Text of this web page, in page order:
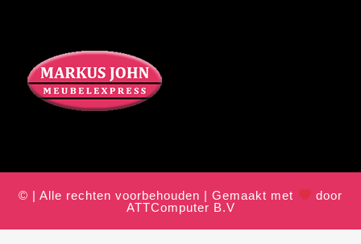
© | Alle rechten voorbehouden | Gemaakt met
door
ATTComputer B.V